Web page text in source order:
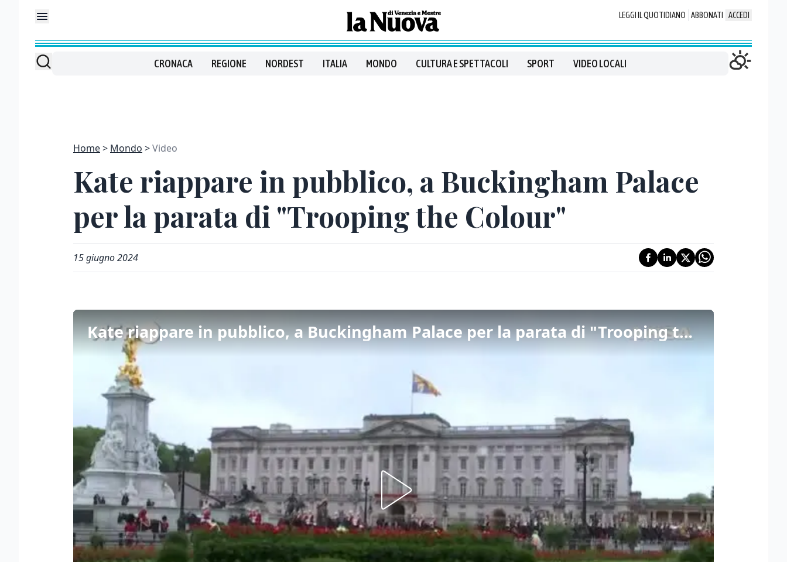
LEGGI IL QUOTIDIANO ABBONATI ACCEDI
CRONACA REGIONE NORDEST ITALIA MONDO CULTURA E SPETTACOLI SPORT VIDEO LOCALI
Home Mondo Video
Kate riappare in pubblico, a Buckingham Palace
per la parata di "Trooping the Colour"
15 giugno 2024
Kate riappare in pubblico, a Buckingham Palace per la parata di "Trooping the Colour"